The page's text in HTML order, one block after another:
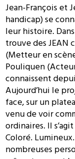
Jean-François et
handicap) se
leur histoire.
trouve des JEAN
(Metteur en
Pouliquen
connaissent
Aujourd’hui le
face, sur un
venu de voir
ordinaires. Il
Coloré.
nombreuses